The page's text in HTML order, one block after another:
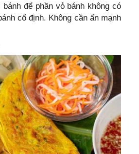
để phần vỏ bánh không có
cố định. Không cần ấn mạnh